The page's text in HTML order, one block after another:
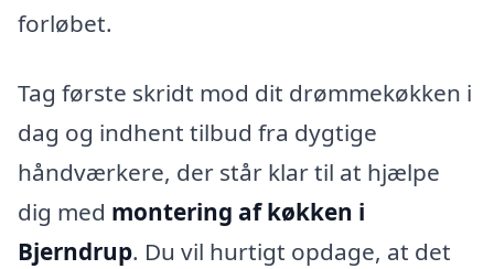
forløbet.
Tag første skridt mod dit drømmekøkken i
dag og indhent tilbud fra dygtige
håndværkere, der står klar til at hjælpe
dig med montering af køkken i
Bjerndrup. Du vil hurtigt opdage, at det